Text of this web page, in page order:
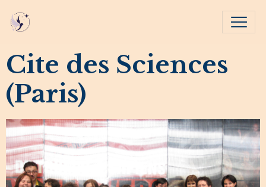
Cite des Sciences
(Paris)